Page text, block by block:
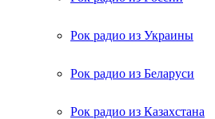
Рок радио из Украины
Рок радио из Беларуси
Рок радио из Казахстана